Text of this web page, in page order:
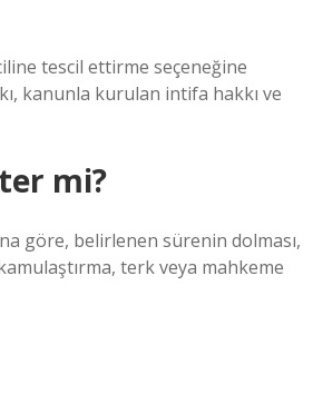
tescil ettirme seçeneğine
kanunla kurulan intifa hakkı ve
mi?
göre, belirlenen sürenin dolması,
terk veya mahkeme